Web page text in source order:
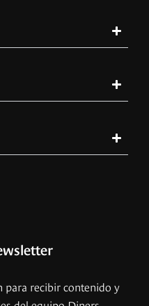
para recibir contenido y